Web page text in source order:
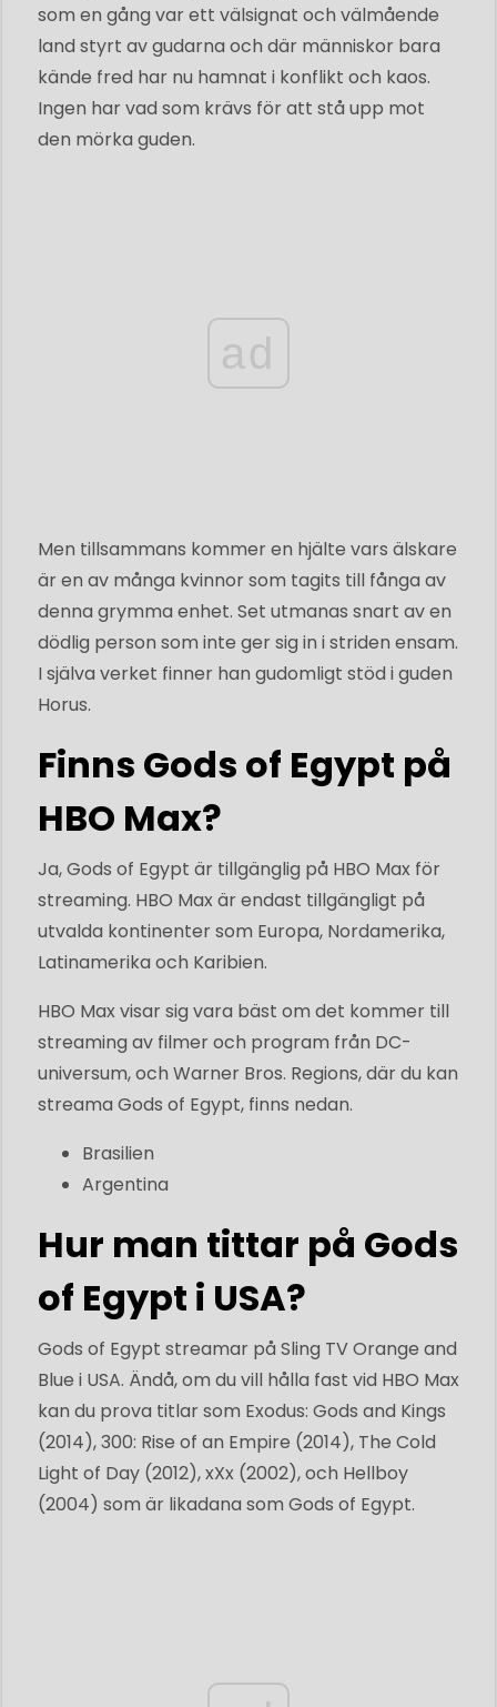
som en gång var ett välsignat och välmående
land styrt av gudarna och där människor bara
kände fred har nu hamnat i konflikt och kaos.
Ingen har vad som krävs för att stå upp mot
den mörka guden.
ad
Men tillsammans kommer en hjälte vars älskare
är en av många kvinnor som tagits till fånga av
denna grymma enhet. Set utmanas snart av en
dödlig person som inte ger sig in i striden ensam.
I själva verket finner han gudomligt stöd i guden
Horus.
Finns Gods of Egypt på
HBO Max?
Ja, Gods of Egypt är tillgänglig på HBO Max för
streaming. HBO Max är endast tillgängligt på
utvalda kontinenter som Europa, Nordamerika,
Latinamerika och Karibien.
HBO Max visar sig vara bäst om det kommer till
streaming av filmer och program från DC-
universum, och Warner Bros. Regions, där du kan
streama Gods of Egypt, finns nedan.
Brasilien
Argentina
Hur man tittar på Gods
of Egypt i USA?
Gods of Egypt streamar på Sling TV Orange and
Blue i USA. Ändå, om du vill hålla fast vid HBO Max
kan du prova titlar som Exodus: Gods and Kings
(2014), 300: Rise of an Empire (2014), The Cold
Light of Day (2012), xXx (2002), och Hellboy
(2004) som är likadana som Gods of Egypt.